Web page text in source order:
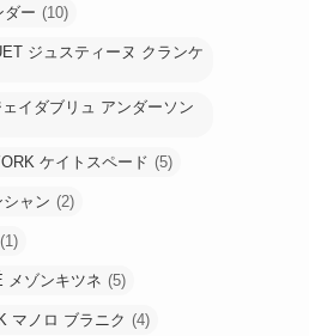
ダー (10)
ジュスティーヌ クランケ
イダブリュ アンダーソン
ケイトスペード (5)
ャン (2)
(1)
メゾンキツネ (5)
マノロ ブラニク (4)